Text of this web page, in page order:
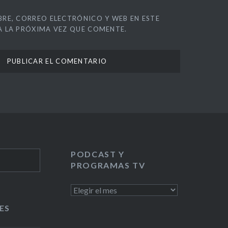
CORREO ELECTRÓNICO Y WEB EN ESTE
LA PRÓXIMA VEZ QUE COMENTE.
PODCAST Y
PROGRAMAS TV
PODCAST